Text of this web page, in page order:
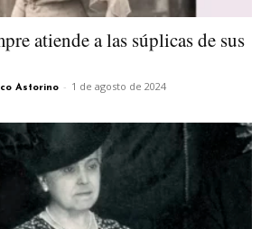
atiende a las súplicas de sus
Astorino - 1 de agosto de 2024